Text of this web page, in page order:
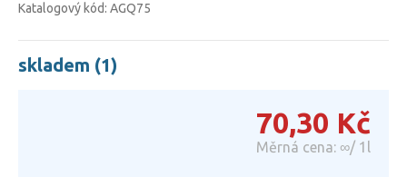
Katalogový kód: AGQ75
skladem (1)
70,30 Kč
Měrná cena: ∞/ 1l